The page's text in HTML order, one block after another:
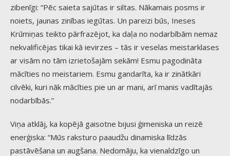
zibenīgi: “Pēc saieta sajūtas ir siltas. Nākamais posms ir
noiets, jaunas zinības iegūtas. Un pareizi būs, Ineses
Krūmiņas teikto pārfrazējot, ka daļa no nodarbībām nemaz
nekvalificējas tikai kā ievirzes – tās ir veselas meistarklases
ar visām no tām izrietošajām sekām! Esmu pagodināta
mācīties no meistariem. Esmu gandarīta, ka ir zinātkāri
cilvēki, kuri nāk mācīties pie un ar mani, arī manis vadītajās
nodarbībās.”
Viņa atklāj, ka kopējā gaisotne bijusi ģimeniska un reizē
enerģiska: “Mūs raksturo paaudžu dinamiska līdzās
pastāvēšana un augšana. Nedomāju, ka vienaldzīgo un